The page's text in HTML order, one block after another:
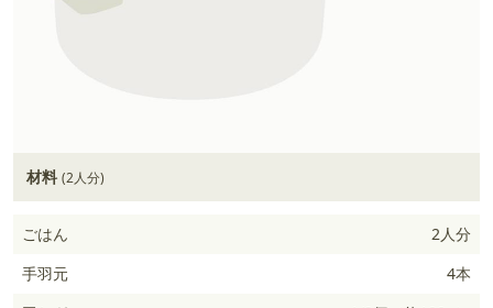
材料 (2人分)
ごはん
2人分
手羽元
4本